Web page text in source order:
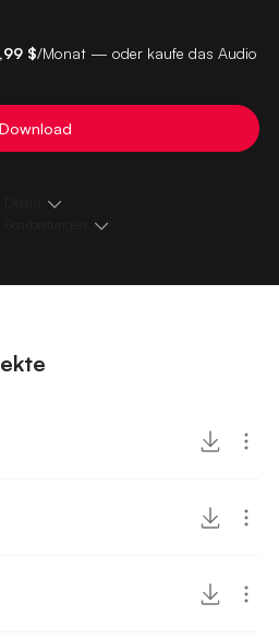
$/Monat — oder kaufe das Audio
Download